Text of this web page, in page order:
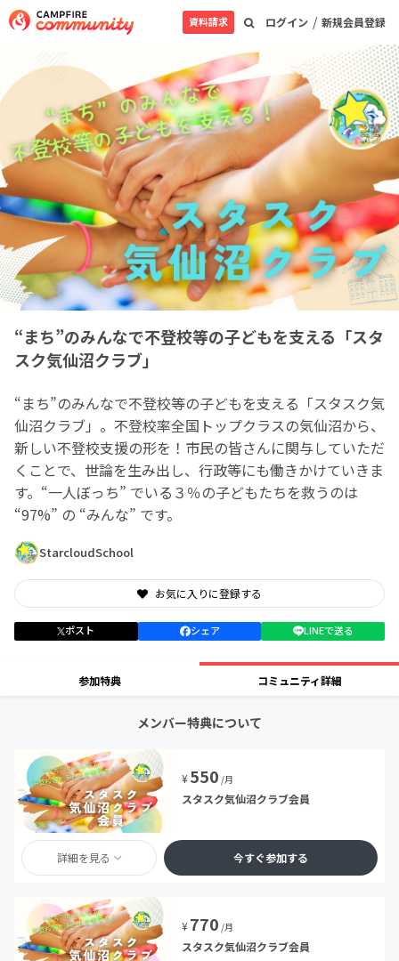
ログイン / 新規会員登録
資料請求
“まち”のみんなで不登校等の子どもを支える「スタ
スク気仙沼クラブ」
“まち”のみんなで不登校等の子どもを支える「スタスク気
仙沼クラブ」。不登校率全国トップクラスの気仙沼から、
新しい不登校支援の形を！市民の皆さんに関与していただ
くことで、世論を生み出し、行政等にも働きかけていきま
す。“一人ぼっち” でいる３％の子どもたちを救うのは
“97%” の “みんな” です。
StarcloudSchool
お気に入りに登録する
ポスト シェア LINEで送る
参加特典 コミュニティ詳細
メンバー特典について
¥550 /月
スタスク気仙沼クラブ会員
詳細を見る 今すぐ参加する
¥770 /月
スタスク気仙沼クラブ会員